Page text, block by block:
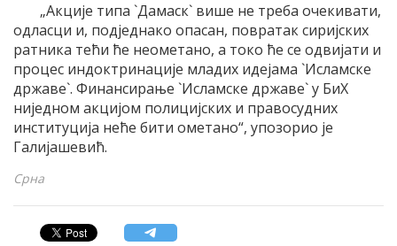
„Акције типа `Дамаск` више не треба очекивати,
одласци и, подједнако опасан, повратак сиријских
ратника тећи ће неометано, а токо ће се одвијати и
процес индоктринације младих идејама `Исламске
државе`. Финансирање `Исламске државе` у БиХ
ниједном акцијом полицијских и правосудних
институција неће бити ометано“, упозорио је
Галијашевић.
Срна